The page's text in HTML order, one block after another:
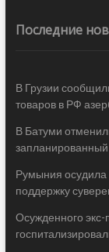
Последние
В Грузии
товаров в РФ
В Батуми
запланированный
Румыния осудила
поддержку
Осужденного